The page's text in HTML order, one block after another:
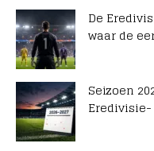
De
waar de
Seizoen